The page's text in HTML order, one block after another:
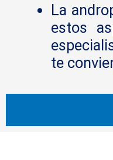
La
estos
te